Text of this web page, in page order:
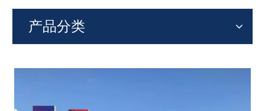
产品分类